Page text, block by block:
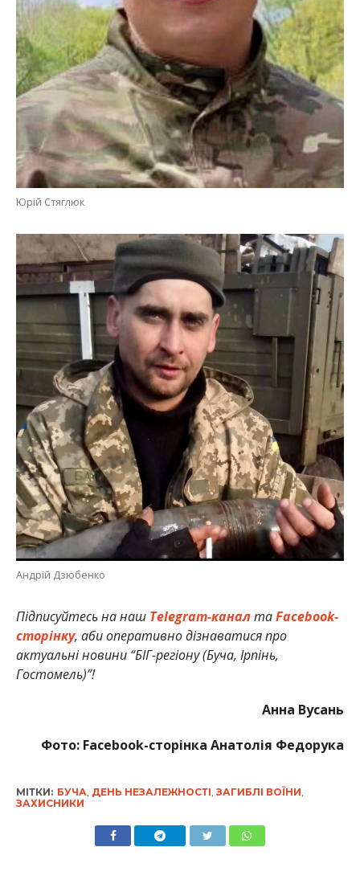
Юрій Стяглюк
Андрій Дзюбенко
Підписуйтесь на наш Telegram-канал таFacebook-
сторінку, аби оперативно дізнаватися про
актуальні новини “БІГ-регіону (Буча, Ірпінь,
Гостомель)”!
Анна Вусань
Фото: Facebook-сторінка Анатолія Федорука
МІТКИ: БУЧА ДЕНЬ НЕЗАЛЕЖНОСТІ ЗАГИБЛІ ВОЇНИ
ЗАХИСНИКИ